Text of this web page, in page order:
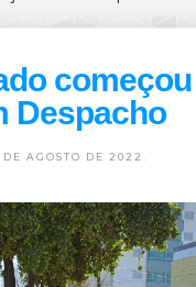
Despacho
AGOSTO DE 2022.